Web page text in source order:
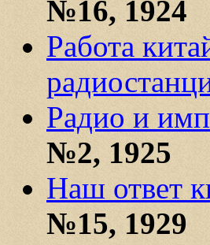
№16, 1924
Работа
Радио и
№2, 1925
Наш ответ
№15, 1929